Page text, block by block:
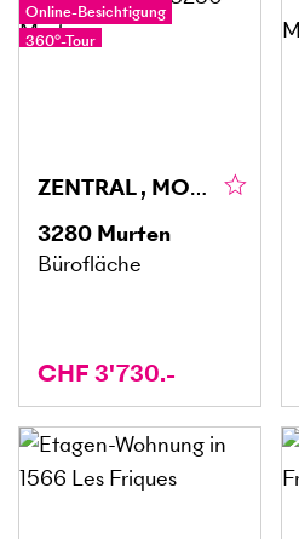
Online-Besichtigung
360°-Tour
ZENTRAL , MODERN UND GROSSZÜGIG
3280 Murten
Bürofläche
CHF 3'730.-